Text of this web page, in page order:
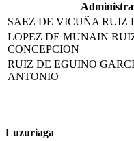
SAEZ DE VICUÑA RUIZ
LOPEZ DE MUNAIN
CONCEPCION
RUIZ DE EGUINO
ANTONIO
Luzuriaga